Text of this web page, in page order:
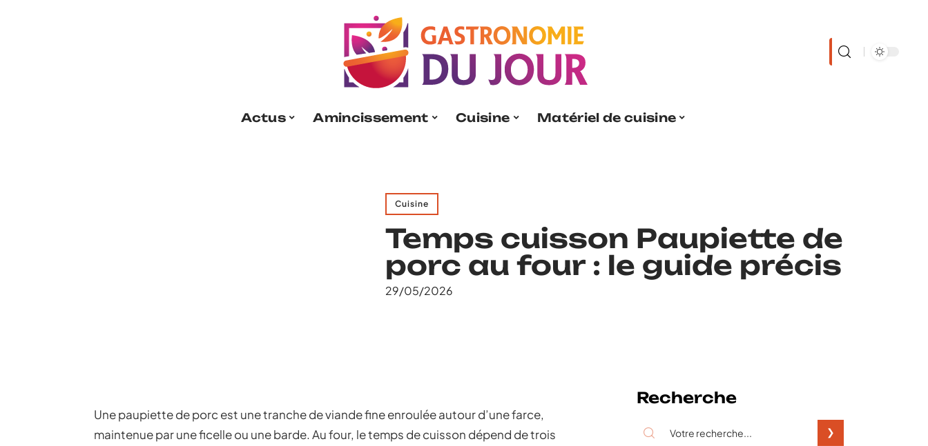
Actus Amincissement Cuisine Matériel de cuisine
Cuisine
Temps cuisson Paupiette de
porc au four : le guide précis
29/05/2026
Une paupiette de porc est une tranche de viande fine enroulée autour d’une farce,
maintenue par une ficelle ou une barde. Au four, le temps de cuisson dépend de trois
Recherche